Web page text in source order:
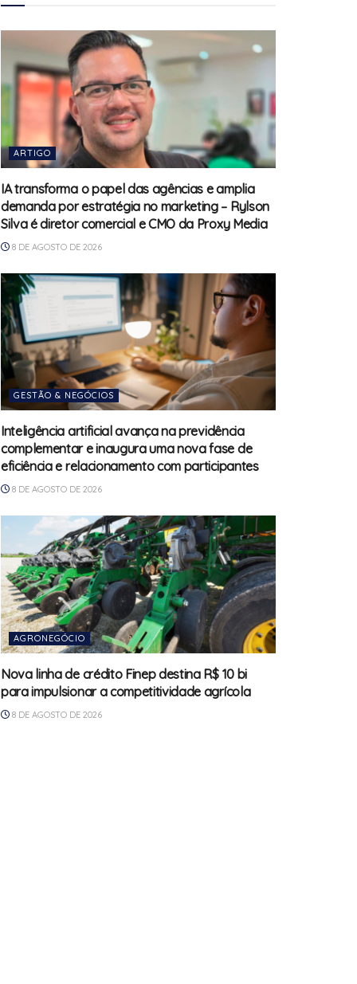
ARTIGO
IA transforma o papel das agências e amplia
demanda por estratégia no marketing – Rylson
Silva é diretor comercial e CMO da Proxy Media
8 DE AGOSTO DE 2026
GESTÃO & NEGÓCIOS
Inteligência artificial avança na previdência
complementar e inaugura uma nova fase de
eficiência e relacionamento com participantes
8 DE AGOSTO DE 2026
AGRONEGÓCIO
Nova linha de crédito Finep destina R$ 10 bi
para impulsionar a competitividade agrícola
8 DE AGOSTO DE 2026